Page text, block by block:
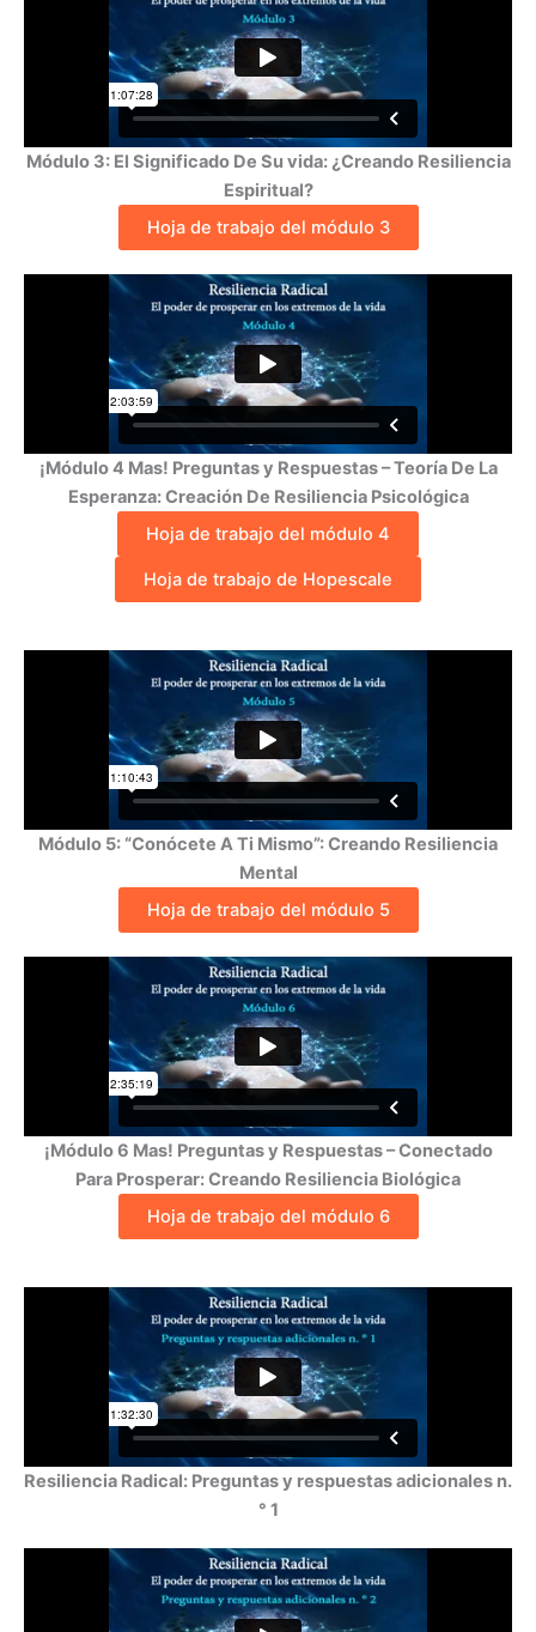
Módulo 3: El Significado De Su vida: ¿Creando Resiliencia
Espiritual?
Hoja de trabajo del módulo 3
¡Módulo 4 Mas! Preguntas y Respuestas – Teoría De La
Esperanza: Creación De Resiliencia Psicológica
Hoja de trabajo del módulo 4
Hoja de trabajo de Hopescale
Módulo 5: “Conócete A Ti Mismo”: Creando Resiliencia
Mental
Hoja de trabajo del módulo 5
¡Módulo 6 Mas! Preguntas y Respuestas – Conectado
Para Prosperar: Creando Resiliencia Biológica
Hoja de trabajo del módulo 6
Resiliencia Radical: Preguntas y respuestas adicionales n.
° 1